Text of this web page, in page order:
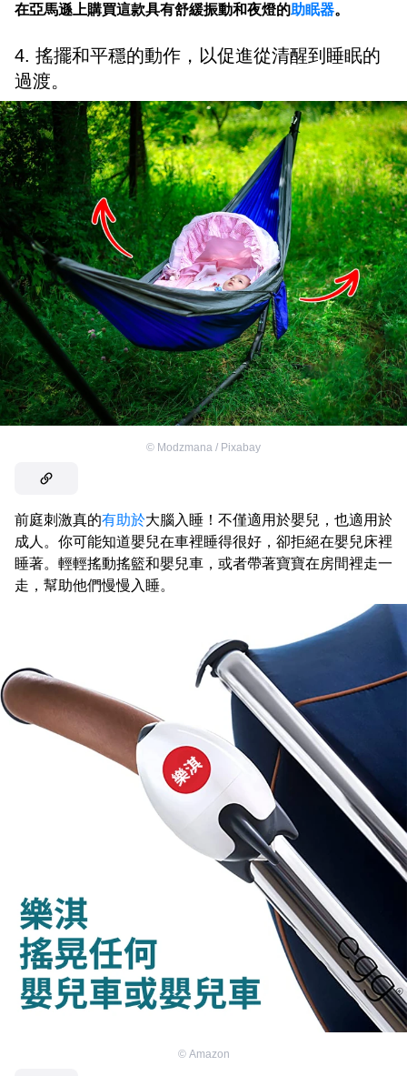
在亞馬遜上購買這款具有舒緩振動和夜燈的助眠器。
4. 搖擺和平穩的動作，以促進從清醒到睡眠的
過渡。
© Modzmana / Pixabay
前庭刺激真的有助於大腦入睡！不僅適用於嬰兒，也適用於
成人。你可能知道嬰兒在車裡睡得很好，卻拒絕在嬰兒床裡
睡著。輕輕搖動搖籃和嬰兒車，或者帶著寶寶在房間裡走一
走，幫助他們慢慢入睡。
© Amazon